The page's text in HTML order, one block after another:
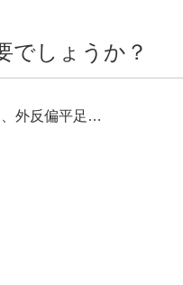
でしょうか？
、外反偏平足…